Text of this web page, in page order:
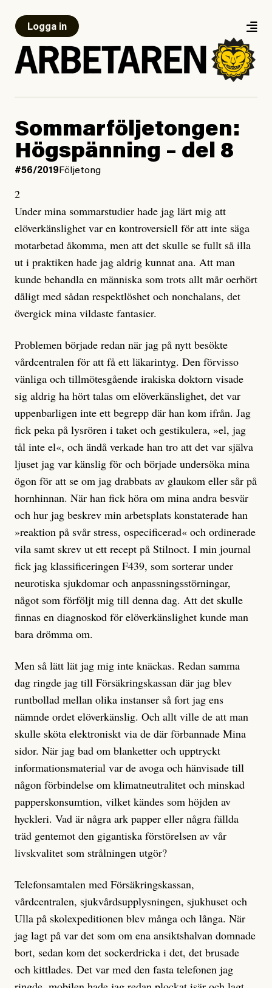
Logga in
Sommarföljetongen:
Högspänning – del 8
#56/2019Följetong
2
Under mina sommarstudier hade jag lärt mig att
elöverkänslighet var en kontroversiell för att inte säga
motarbetad åkomma, men att det skulle se fullt så illa
ut i praktiken hade jag aldrig kunnat ana. Att man
kunde behandla en människa som trots allt mår oerhört
dåligt med sådan respektlöshet och nonchalans, det
övergick mina vildaste fantasier.
Problemen började redan när jag på nytt besökte
vårdcentralen för att få ett läkarintyg. Den förvisso
vänliga och tillmötesgående irakiska doktorn visade
sig aldrig ha hört talas om elöverkänslighet, det var
uppenbarligen inte ett begrepp där han kom ifrån. Jag
fick peka på lysrören i taket och gestikulera, »el, jag
tål inte el«, och ändå verkade han tro att det var själva
ljuset jag var känslig för och började undersöka mina
ögon för att se om jag drabbats av glaukom eller sår på
hornhinnan. När han fick höra om mina andra besvär
och hur jag beskrev min arbetsplats konstaterade han
»reaktion på svår stress, ospecificerad« och ordinerade
vila samt skrev ut ett recept på Stilnoct. I min journal
fick jag klassificeringen F439, som sorterar under
neurotiska sjukdomar och anpassningsstörningar,
något som förföljt mig till denna dag. Att det skulle
finnas en diagnoskod för elöverkänslighet kunde man
bara drömma om.
Men så lätt lät jag mig inte knäckas. Redan samma
dag ringde jag till Försäkringskassan där jag blev
runtbollad mellan olika instanser så fort jag ens
nämnde ordet elöverkänslig. Och allt ville de att man
skulle sköta elektroniskt via de där förbannade Mina
sidor. När jag bad om blanketter och upptryckt
informationsmaterial var de avoga och hänvisade till
någon förbindelse om klimatneutralitet och minskad
papperskonsumtion, vilket kändes som höjden av
hyckleri. Vad är några ark papper eller några fällda
träd gentemot den gigantiska förstörelsen av vår
livskvalitet som strålningen utgör?
Telefonsamtalen med Försäkringskassan,
vårdcentralen, sjukvårdsupplysningen, sjukhuset och
Ulla på skolexpeditionen blev många och långa. När
jag lagt på var det som om ena ansiktshalvan domnade
bort, sedan kom det sockerdricka i det, det brusade
och kittlades. Det var med den fasta telefonen jag